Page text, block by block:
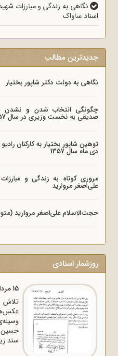
نگاهی به زندگی و مبارزات
اسناد ساواک
جدیدترین مطالب
نگاهی به دولت دکتر شاپور بختیار
چگونگی انتخاب شدن و نشدن
صدیقی به نخست وزیری در سال 1357
توهین شاپور بختیار به کارکنان
دی ماه سال 1357
مروری کوتاه به زندگی و
علی‌اصغر مروارید
حجت‌الاسلام علی‌اصغر مروارید (متوفی 1396/
روزشمار اسنادی
15 مرداد
حسین
سند